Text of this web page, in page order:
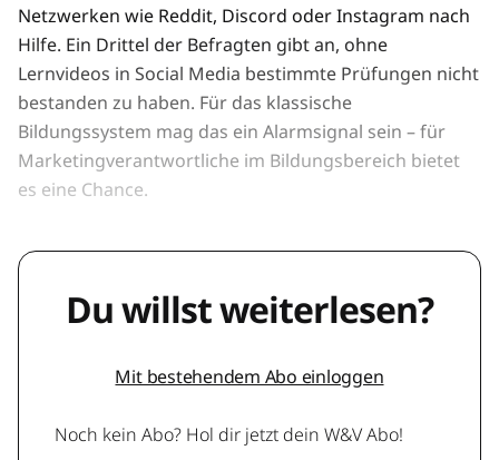
Netzwerken wie Reddit, Discord oder Instagram nach
Hilfe. Ein Drittel der Befragten gibt an, ohne
Lernvideos in Social Media bestimmte Prüfungen nicht
bestanden zu haben. Für das klassische
Bildungssystem mag das ein Alarmsignal sein – für
Marketingverantwortliche im Bildungsbereich bietet
es eine Chance.
Du willst weiterlesen?
Mit bestehendem Abo einloggen
Noch kein Abo? Hol dir jetzt dein W&V Abo!